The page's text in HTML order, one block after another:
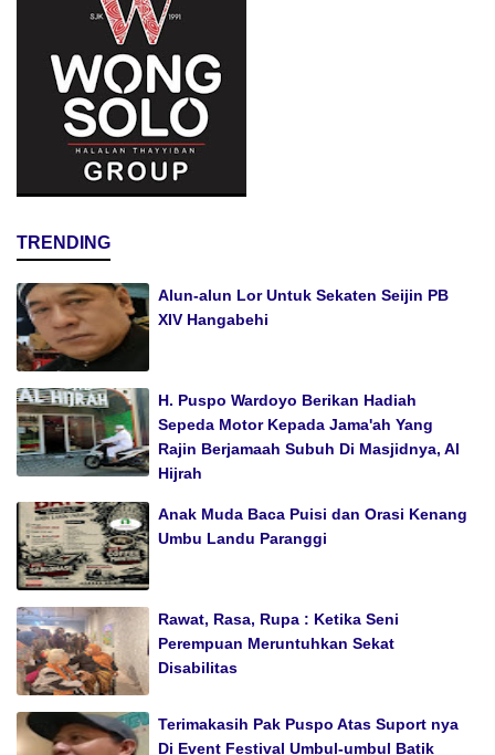
TRENDING
Alun-alun Lor Untuk Sekaten Seijin PB
XIV Hangabehi
H. Puspo Wardoyo Berikan Hadiah
Sepeda Motor Kepada Jama'ah Yang
Rajin Berjamaah Subuh Di Masjidnya, Al
Hijrah
Anak Muda Baca Puisi dan Orasi Kenang
Umbu Landu Paranggi
Rawat, Rasa, Rupa : Ketika Seni
Perempuan Meruntuhkan Sekat
Disabilitas
Terimakasih Pak Puspo Atas Suport nya
Di Event Festival Umbul-umbul Batik